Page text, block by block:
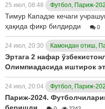
25 июл, 08:48 Футбол, Париж-
Тимур Кападзе кечаги
ҳақида фикр билдирди
0
24 июл, 20:30 Камондан отиш,
Эртага 2 нафар
Олимпиадасида иштирок
24 июл, 20:04 Футбол, Париж-
Париж-2024.